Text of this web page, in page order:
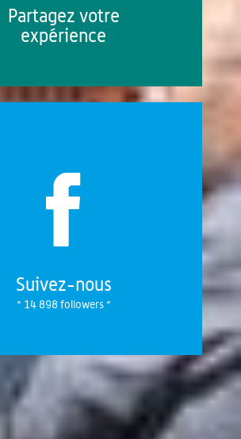
Partagez votre
expérience
Suivez-nous
" 14 898 followers "
en Thiérache de l'Aisne
se situe dans l'Aisne à partir du Nouvion...